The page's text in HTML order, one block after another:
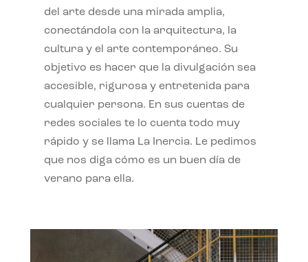
del arte desde una mirada amplia,
conectándola con la arquitectura, la
cultura y el arte contemporáneo. Su
objetivo es hacer que la divulgación sea
accesible, rigurosa y entretenida para
cualquier persona. En sus cuentas de
redes sociales te lo cuenta todo muy
rápido y se llama La Inercia. Le pedimos
que nos diga cómo es un buen día de
verano para ella.